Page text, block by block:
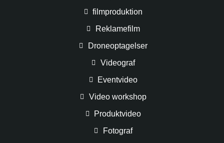
filmproduktion
Reklamefilm
Droneoptagelser
Videograf
Eventvideo
Video workshop
Produktvideo
Fotograf